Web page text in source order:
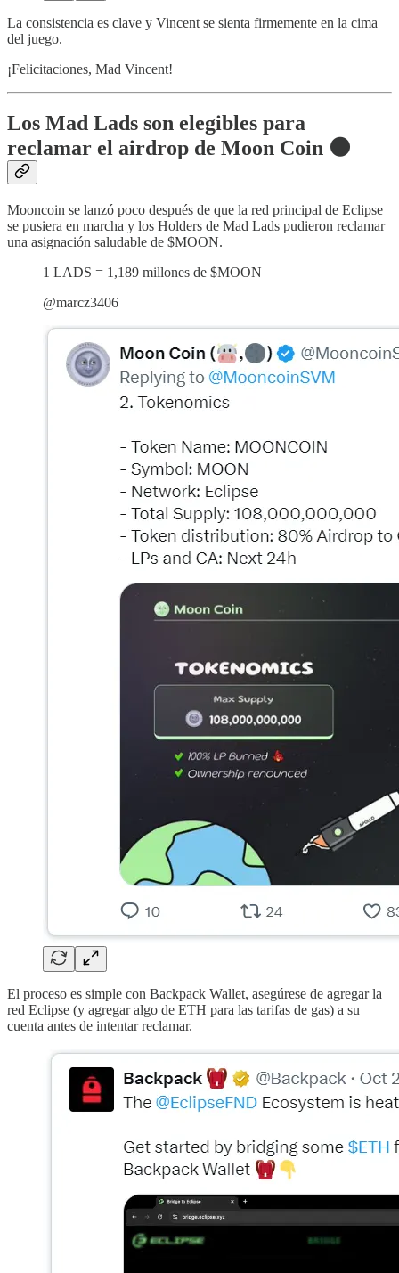
La consistencia es clave y Vincent se sienta firmemente en la cima
del juego.
¡Felicitaciones, Mad Vincent!
Los Mad Lads son elegibles para
reclamar el airdrop de Moon Coin 🌑
Mooncoin se lanzó poco después de que la red principal de Eclipse
se pusiera en marcha y los Holders de Mad Lads pudieron reclamar
una asignación saludable de $MOON.
1 LADS = 1,189 millones de $MOON
@marcz3406
El proceso es simple con Backpack Wallet, asegúrese de agregar la
red Eclipse (y agregar algo de ETH para las tarifas de gas) a su
cuenta antes de intentar reclamar.